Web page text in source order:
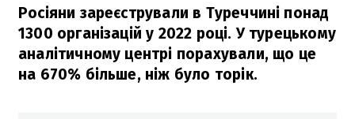
Росіяни зареєстрували в Туреччині понад
1300 організацій у 2022 році. У турецькому
аналітичному центрі порахували, що це
на 670% більше, ніж було торік.